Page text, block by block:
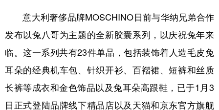
意大利奢侈品牌MOSCHINO日前与华纳兄弟合作
发布以兔八哥为主题的全新胶囊系列，以庆祝兔年来
临。这一系列共有23件单品，包括装饰着人造毛皮兔
耳朵的经典机车包、针织开衫、百褶裙、短裤和丝质
长裤等成衣和金色饰品以及兔耳朵高跟鞋，已于1月3
日正式登陆品牌线下精品店以及天猫和京东官方旗舰